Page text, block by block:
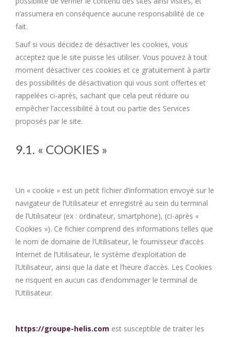
n’assumera en conséquence aucune responsabilité de ce
fait.
Sauf si vous décidez de désactiver les cookies, vous
acceptez que le site puisse les utiliser. Vous pouvez à tout
moment désactiver ces cookies et ce gratuitement à partir
des possibilités de désactivation qui vous sont offertes et
rappelées ci-après, sachant que cela peut réduire ou
empêcher l’accessibilité à tout ou partie des Services
proposés par le site.
9.1. « COOKIES »
Un « cookie » est un petit fichier d’information envoyé sur le
navigateur de l’Utilisateur et enregistré au sein du terminal
de l’Utilisateur (ex : ordinateur, smartphone), (ci-après «
Cookies »). Ce fichier comprend des informations telles que
le nom de domaine de l’Utilisateur, le fournisseur d’accès
Internet de l’Utilisateur, le système d’exploitation de
l’Utilisateur, ainsi que la date et l’heure d’accès. Les Cookies
ne risquent en aucun cas d’endommager le terminal de
l’Utilisateur.
https://groupe-helis.com est susceptible de traiter les